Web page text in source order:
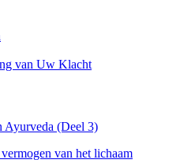
van Uw Klacht
Ayurveda (Deel 3)
van het lichaam